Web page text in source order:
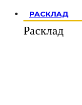
РАСКЛАД
Расклад